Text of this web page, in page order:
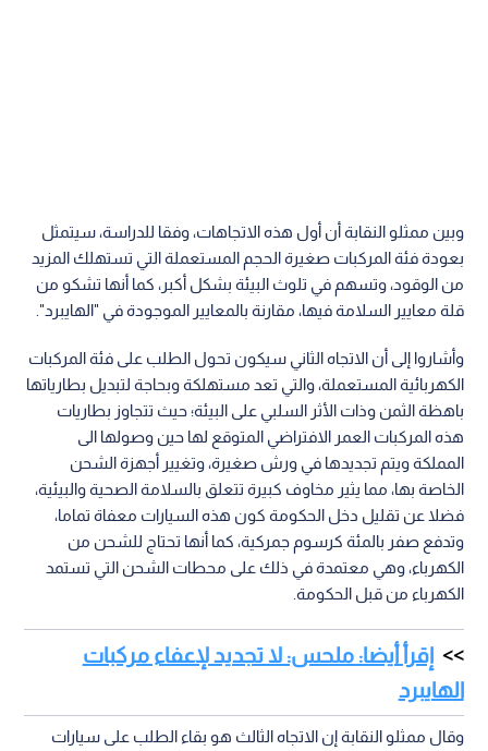
وبين ممثلو النقابة أن أول هذه الاتجاهات، وفقا للدراسة، سيتمثل
بعودة فئة المركبات صغيرة الحجم المستعملة التي تستهلك المزيد
من الوقود، وتسهم في تلوث البيئة بشكل أكبر، كما أنها تشكو من
قلة معايير السلامة فيها، مقارنة بالمعايير الموجودة في "الهايبرد".
وأشاروا إلى أن الاتجاه الثاني سيكون تحول الطلب على فئة المركبات
الكهربائية المستعملة، والتي تعد مستهلكة وبحاجة لتبديل بطارياتها
باهظة الثمن وذات الأثر السلبي على البيئة؛ حيث تتجاوز بطاريات
هذه المركبات العمر الافتراضي المتوقع لها حين وصولها الى
المملكة ويتم تجديدها في ورش صغيرة، وتغيير أجهزة الشحن
الخاصة بها، مما يثير مخاوف كبيرة تتعلق بالسلامة الصحية والبيئية،
فضلا عن تقليل دخل الحكومة كون هذه السيارات معفاة تماما،
وتدفع صفر بالمئة كرسوم جمركية، كما أنها تحتاج للشحن من
الكهرباء، وهي معتمدة في ذلك على محطات الشحن التي تستمد
الكهرباء من قبل الحكومة.
إقرأ أيضا: ملحس: لا تجديد لإعفاء مركبات
الهايبرد
وقال ممثلو النقابة إن الاتجاه الثالث هو بقاء الطلب على سيارات